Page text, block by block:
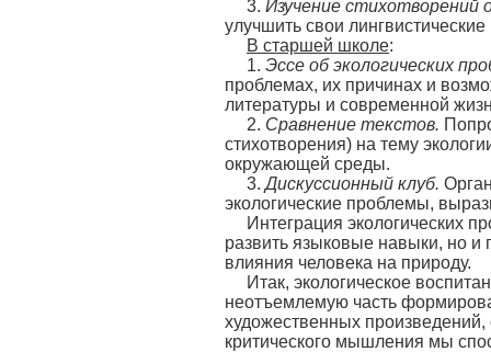
3. Изучение стихотворений
улучшить свои
В старшей школе:
1. Эссе об экологических
проблемах, их причинах и
литературы и современной
2. Сравнение текстов.
стихотворения) на тему
окружающей среды.
3.Дискуссионный клуб.
экологические проблемы,
Интеграция экологических
развить языковые навыки, но
влияния человека на природу.
Итак, экологическое
неотъемлемую часть
художественных
критического мышления мы